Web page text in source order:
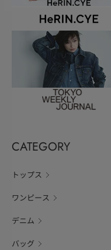
CATEGORY
トップス
ワンピース
デニム
バッグ